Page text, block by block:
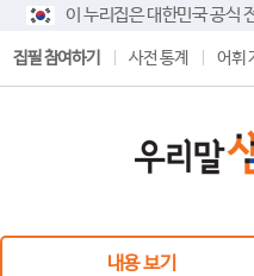
이 누리집은 대한민국 공식
집필 참여하기 사전 통계 어휘
내용 보기